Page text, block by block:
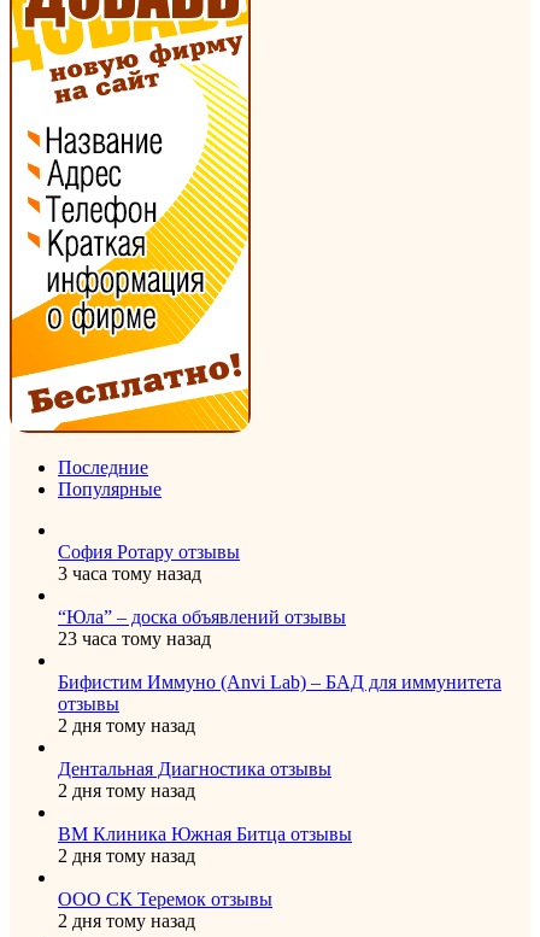
Последние
Популярные
София Ротару отзывы
3 часа тому назад
“Юла” – доска объявлений отзывы
23 часа тому назад
Бифистим Иммуно (Anvi Lab) – БАД для иммунитета
отзывы
2 дня тому назад
Дентальная Диагностика отзывы
2 дня тому назад
ВМ Клиника Южная Битца отзывы
2 дня тому назад
ООО СК Теремок отзывы
2 дня тому назад